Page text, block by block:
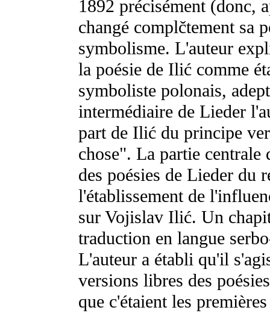
1892 précisément (donc,
changé complčtement sa
symbolisme. L'auteur
la poésie de Ilić comme
symboliste polonais,
intermédiaire de Lieder
part de Ilić du principe
chose". La partie centrale
des poésies de Lieder du
l'établissement de
sur Vojislav Ilić. Un
traduction en langue
L'auteur a établi qu'il
versions libres des
que c'étaient les